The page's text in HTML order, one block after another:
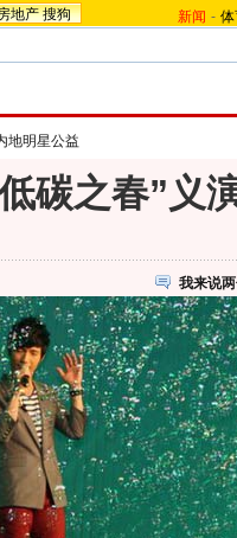
地产 搜狗 新闻 -
地明星公益
碳之春”义
我来说